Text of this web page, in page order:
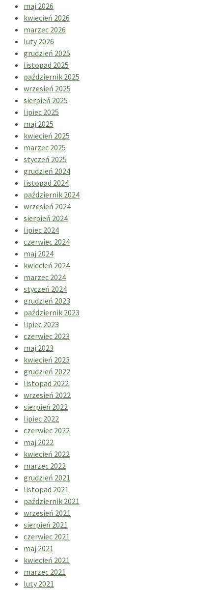
maj 2026
kwiecień 2026
marzec 2026
luty 2026
grudzień 2025
listopad 2025
październik 2025
wrzesień 2025
sierpień 2025
lipiec 2025
maj 2025
kwiecień 2025
marzec 2025
styczeń 2025
grudzień 2024
listopad 2024
październik 2024
wrzesień 2024
sierpień 2024
lipiec 2024
czerwiec 2024
maj 2024
kwiecień 2024
marzec 2024
styczeń 2024
grudzień 2023
październik 2023
lipiec 2023
czerwiec 2023
maj 2023
kwiecień 2023
grudzień 2022
listopad 2022
wrzesień 2022
sierpień 2022
lipiec 2022
czerwiec 2022
maj 2022
kwiecień 2022
marzec 2022
grudzień 2021
listopad 2021
październik 2021
wrzesień 2021
sierpień 2021
czerwiec 2021
maj 2021
kwiecień 2021
marzec 2021
luty 2021